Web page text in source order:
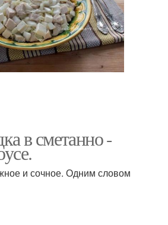
в сметанно -
и сочное. Одним словом